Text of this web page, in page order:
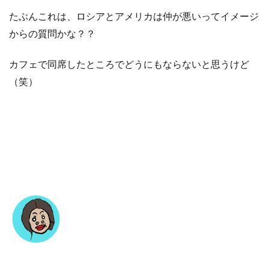
たぶんこれは、ロシアとアメリカは仲が悪いってイメージ
からの質問かな？？
カフェで同席したところでどうにもならないと思うけど
（笑）